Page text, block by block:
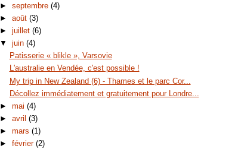
►septembre(4)
►août(3)
►juillet(6)
▼juin(4)
Patisserie « blikle », Varsovie
L'australie en Vendée, c'est possible !
My trip in New Zealand (6) - Thames et le parc Cor...
Décollez immédiatement et gratuitement pour Londre...
►mai(4)
►avril(3)
►mars(1)
►février(2)